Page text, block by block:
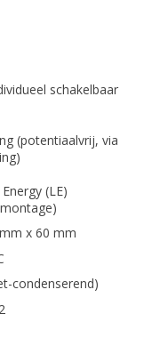
schakelbaar
(potentiaalvrij, via
(LE)
x 60 mm
condenserend)